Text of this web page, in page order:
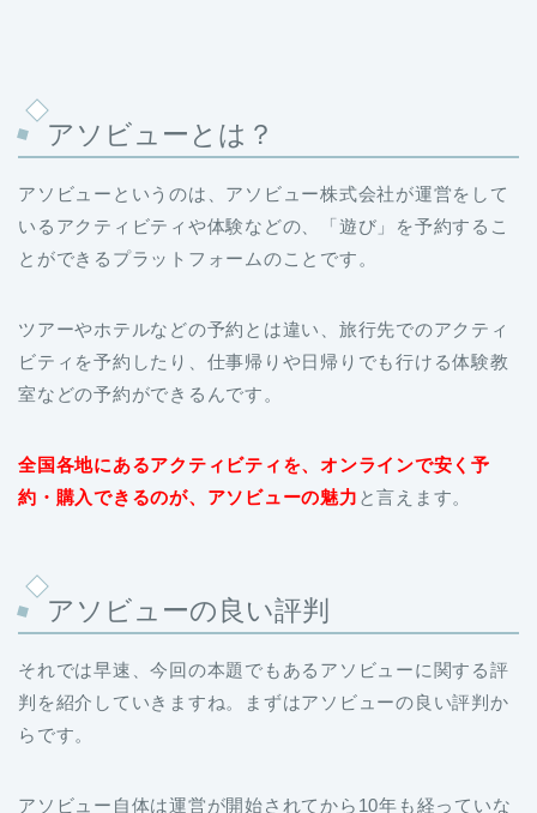
アソビューとは？
アソビューというのは、アソビュー株式会社が運営をして
いるアクティビティや体験などの、「遊び」を予約するこ
とができるプラットフォームのことです。
ツアーやホテルなどの予約とは違い、旅行先でのアクティ
ビティを予約したり、仕事帰りや日帰りでも行ける体験教
室などの予約ができるんです。
全国各地にあるアクティビティを、オンラインで安く予
約・購入できるのが、アソビューの魅力 と言えます。
アソビューの良い評判
それでは早速、今回の本題でもあるアソビューに関する評
判を紹介していきますね。まずはアソビューの良い評判か
らです。
アソビュー自体は運営が開始されてから10年も経っていな